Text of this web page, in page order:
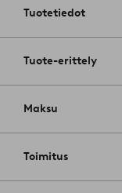
Tuotetiedot
Tuote-erittely
Maksu
Toimitus